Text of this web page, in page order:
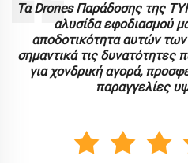
Τα Drones Παράδοσης της
αλυσίδα εφοδιασμού
αποδοτικότητα αυτών των
σημαντικά τις δυνατότητες
για χονδρική αγορά,
παραγγελίες